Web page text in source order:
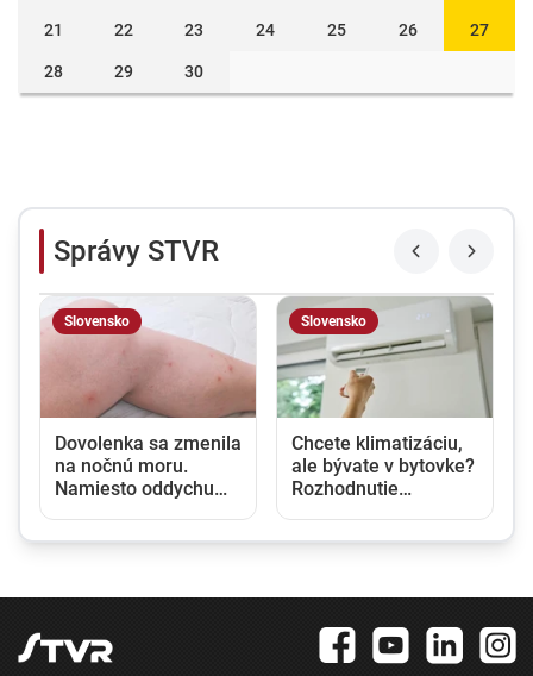
21 22 23 24 25 26 27
28 29 30
Správy STVR
Slovensko
Dovolenka sa zmenila
na nočnú moru.
Namiesto oddychu
Slovensko
Chcete klimatizáciu,
ale bývate v bytovke?
Rozhodnutie